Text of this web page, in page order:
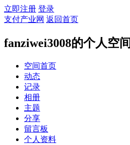
立即注册 登录
支付产业网 返回首页
fanziwei3008的个人空间
空间首页
动态
记录
相册
主题
分享
留言板
个人资料